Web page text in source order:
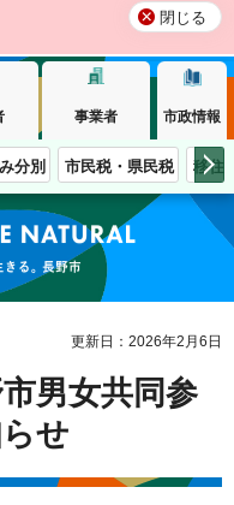
閉じる
事業者 市政情報
分別 市民税・県民税 移住
きる。長野市
更新日：2026年2月6日
男女共同参
せ